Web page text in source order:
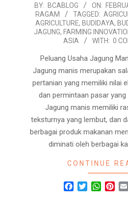
2026-
02-
04
BY: BCABLOG ON:
RAGAM
TAGGED:
AGRICULTURE, BUDIDAYA,
JAGUNG, FARMING
ASIA
WITH: 0
Peluang Usaha Jagung
Jagung manis merupakan
pertanian yang memiliki nilai
dan permintaan pasar
Jagung manis memiliki
teksturnya yang lembut, dan
berbagai produk makanan
diminati oleh berbagai
CONTINUE
Facebook
Twitter